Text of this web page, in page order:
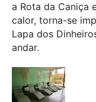
a Rota da Caniça
calor, torna-se
Lapa dos
andar.